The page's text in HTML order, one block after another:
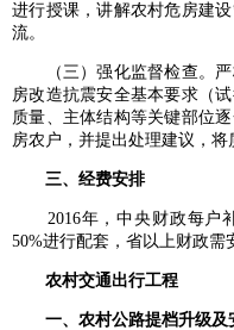
进行授课，讲解农村危房建
流。
（三）强化监督检查。严
房改造抗震安全基本要求（
质量、主体结构等关键部位
房农户，并提出处理建议，将
三、经费安排
2016年，中央财政每户补
50%进行配套，省以上财政需
农村交通出行工程
一、农村公路提档升级及